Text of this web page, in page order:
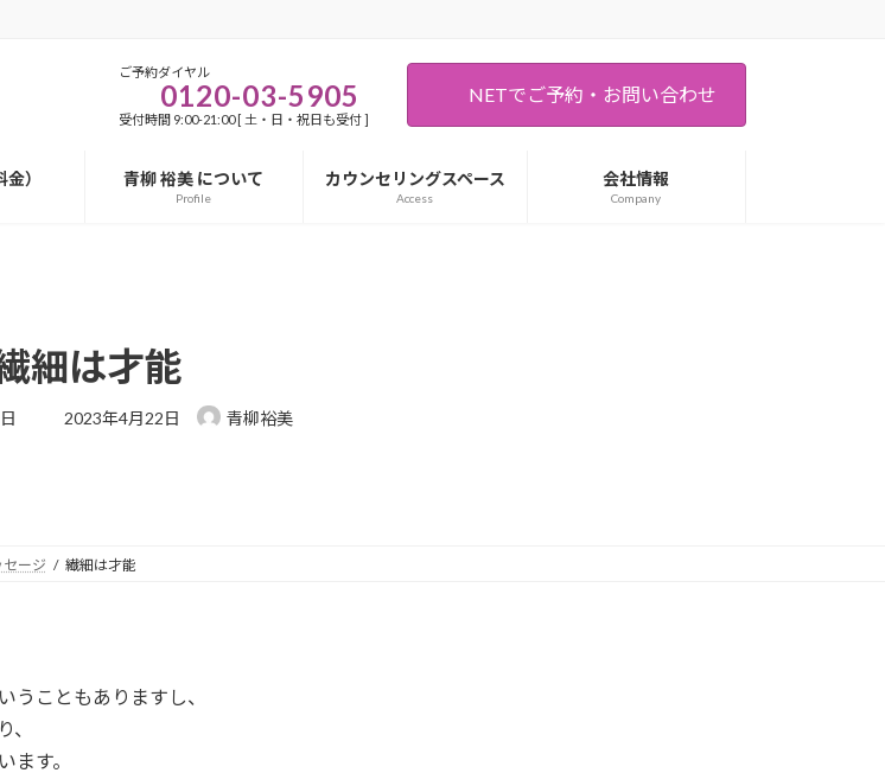
ご予約ダイヤル
0120-03-5905
受付時間 9:00-21:00 [ 土・日・祝日も受付 ]
NETでご予約・お問い合わせ
） 青柳 裕美 について
Profile
カウンセリングスペース
Access
会社情報
Company
細は才能
最
終
2023年4月22日 青柳裕美
セージ 繊細は才能
うこともありますし、
す。